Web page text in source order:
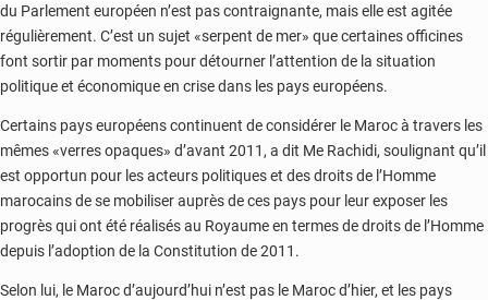
du Parlement européen n’est pas contraignante, mais elle est agitée
régulièrement. C’est un sujet «serpent de mer» que certaines officines
font sortir par moments pour détourner l’attention de la situation
politique et économique en crise dans les pays européens.
Certains pays européens continuent de considérer le Maroc à travers les
mêmes «verres opaques» d’avant 2011, a dit Me Rachidi, soulignant qu’il
est opportun pour les acteurs politiques et des droits de l’Homme
marocains de se mobiliser auprès de ces pays pour leur exposer les
progrès qui ont été réalisés au Royaume en termes de droits de l’Homme
depuis l’adoption de la Constitution de 2011.
Selon lui, le Maroc d’aujourd’hui n’est pas le Maroc d’hier, et les pays